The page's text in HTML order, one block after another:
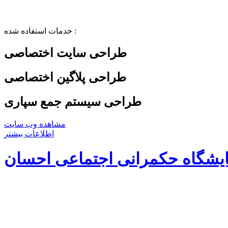
خدمات استفاده شده :
طراحی سایت اختصاصی
طراحی پلاگین اختصاصی
طراحی سیستم جمع سپاری
مشاهده وب سایت
اطلاعات بیشتر
حکمرانی اجتماعی احسان